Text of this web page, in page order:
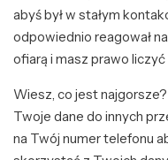
abyś był w stałym
odpowiednio reagował
ofiarą i masz prawo
Wiesz, co jest
Twoje dane do innych
na Twój numer telefonu